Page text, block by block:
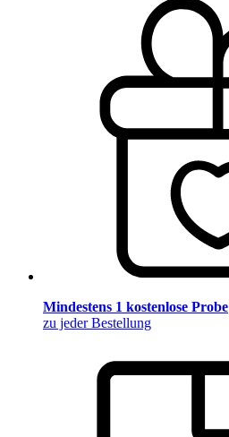
Mindestens 1 kostenlose Probe
zu jeder Bestellung